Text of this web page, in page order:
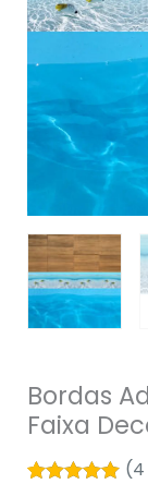
Bordas
Faixa
(4